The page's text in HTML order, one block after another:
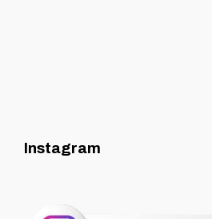
Instagram